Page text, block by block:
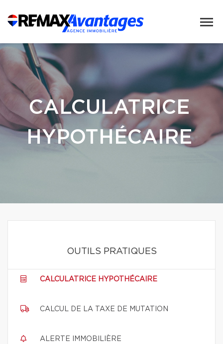
CALCULATRICE
HYPOTHÉCAIRE
OUTILS PRATIQUES
CALCULATRICE HYPOTHÉCAIRE
CALCUL DE LA TAXE DE MUTATION
ALERTE IMMOBILIÈRE